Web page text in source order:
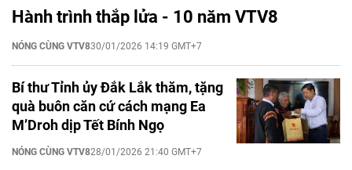
Hành trình thắp lửa - 10 năm VTV8
NÓNG CÙNG VTV830/01/2026 14:19 GMT+7
Bí thư Tỉnh ủy Đắk Lắk thăm, tặng
quà buôn căn cứ cách mạng Ea
M’Droh dịp Tết Bính Ngọ
NÓNG CÙNG VTV828/01/2026 21:40 GMT+7